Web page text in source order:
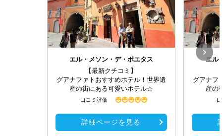
エル・メソン・デ・ポエタス
【最新クチコミ】
グアナファトおすすめホテル！世界遺
産の街にある可愛いホテル☆
口コミ評価
詳細ページを見る
エル
グアナフ
産の